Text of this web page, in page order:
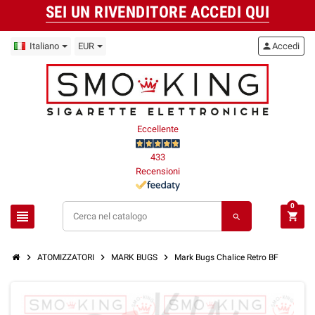
SEI UN RIVENDITORE ACCEDI QUI
Italiano EUR
Eccellente
433
Recensioni
view_headline search
personAccedi
shopping_cart
0
chevron_right ATOMIZZATORI chevron_right MARK BUGS chevron_right Mark Bugs Chalice Retro BF